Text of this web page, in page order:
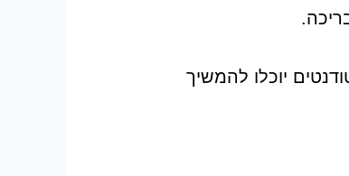
של מקלט אמין. הסטודנטים יוכלו להמשיך